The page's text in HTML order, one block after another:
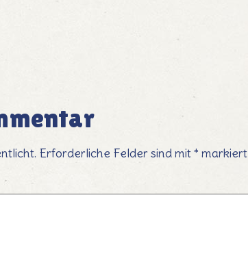
Erforderliche Felder sind mit* markiert